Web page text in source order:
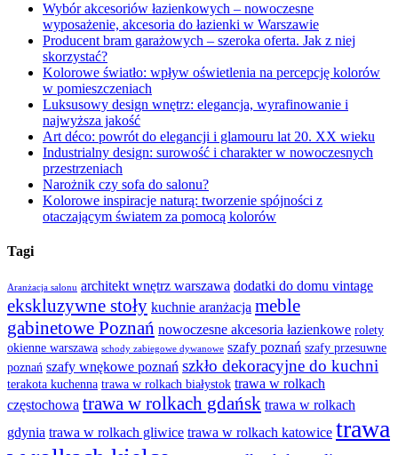
Wybór akcesoriów łazienkowych – nowoczesne
wyposażenie, akcesoria do łazienki w Warszawie
Producent bram garażowych – szeroka oferta. Jak z niej
skorzystać?
Kolorowe światło: wpływ oświetlenia na percepcję kolorów
w pomieszczeniach
Luksusowy design wnętrz: elegancja, wyrafinowanie i
najwyższa jakość
Art déco: powrót do elegancji i glamouru lat 20. XX wieku
Industrialny design: surowość i charakter w nowoczesnych
przestrzeniach
Narożnik czy sofa do salonu?
Kolorowe inspiracje naturą: tworzenie spójności z
otaczającym światem za pomocą kolorów
Tagi
Aranżacja salonu architekt wnętrz warszawa dodatki do domu vintage
ekskluzywne stoły kuchnie aranżacja meble
gabinetowe Poznań nowoczesne akcesoria łazienkowe rolety
okienne warszawa schody zabiegowe dywanowe szafy poznań szafy przesuwne
poznań szafy wnękowe poznań szkło dekoracyjne do kuchni
terakota kuchenna trawa w rolkach białystok trawa w rolkach
częstochowa trawa w rolkach gdańsk trawa w rolkach
gdynia trawa w rolkach gliwice trawa w rolkach katowice trawa